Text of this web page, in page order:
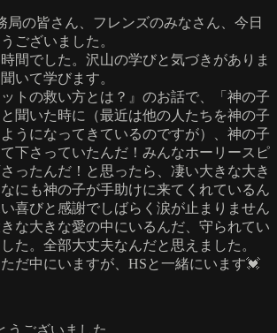
局の皆さん、フレンズのみなさん、今日
ございました。
間でした。沢山の学びと気づきがありま
いて学びます。
ットの救い方とは？』のお話で、「神の子
聞いた時に（最近は他の人たちを神の子
うになってきているのですが）、神の子
下さっていたんだ！みんなホーリースピ
ったんだ！と思ったら、凄い大きな大き
にも神の子が手助けに来てくれているん
喜びと感謝でしばらく涙が止まりません
な大きな愛の中にいるんだ、守られてい
た。全部大丈夫なんだと思えました。
だ中にいますが、HSと一緒にいます💓
うございました。